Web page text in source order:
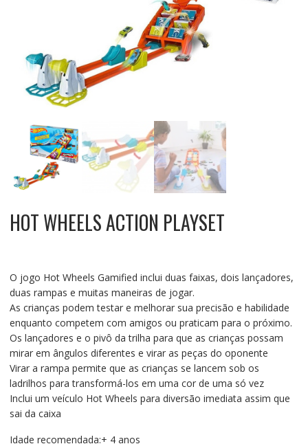
HOT WHEELS ACTION PLAYSET
O jogo Hot Wheels Gamified inclui duas faixas, dois lançadores,
duas rampas e muitas maneiras de jogar.
As crianças podem testar e melhorar sua precisão e habilidade
enquanto competem com amigos ou praticam para o próximo.
Os lançadores e o pivô da trilha para que as crianças possam
mirar em ângulos diferentes e virar as peças do oponente
Virar a rampa permite que as crianças se lancem sob os
ladrilhos para transformá-los em uma cor de uma só vez
Inclui um veículo Hot Wheels para diversão imediata assim que
sai da caixa
Idade recomendada:+ 4 anos